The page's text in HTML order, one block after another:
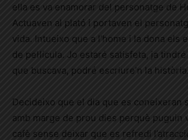
ella es va enamorar del personatge de
Actuaven al plató i portaven el
vida. Intueixo que a l’home i la dona els
de pel·lícula. Jo estaré satisfeta, ja
que buscava, podré escriure’n la història.
Decideixo que el dia que es coneixeran
amb marge de prou dies perquè puguin
cafè sense deixar que es refredi